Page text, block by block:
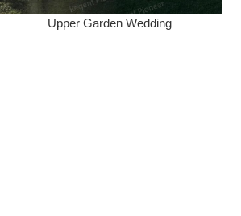
Upper Garden Wedding